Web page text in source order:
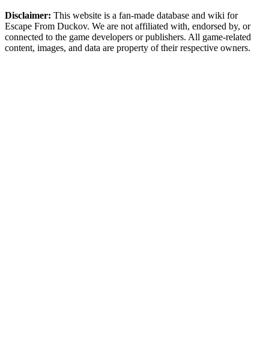
Disclaimer: This website is a fan-made database and wiki for
Escape From Duckov. We are not affiliated with, endorsed by, or
connected to the game developers or publishers. All game-related
content, images, and data are property of their respective owners.